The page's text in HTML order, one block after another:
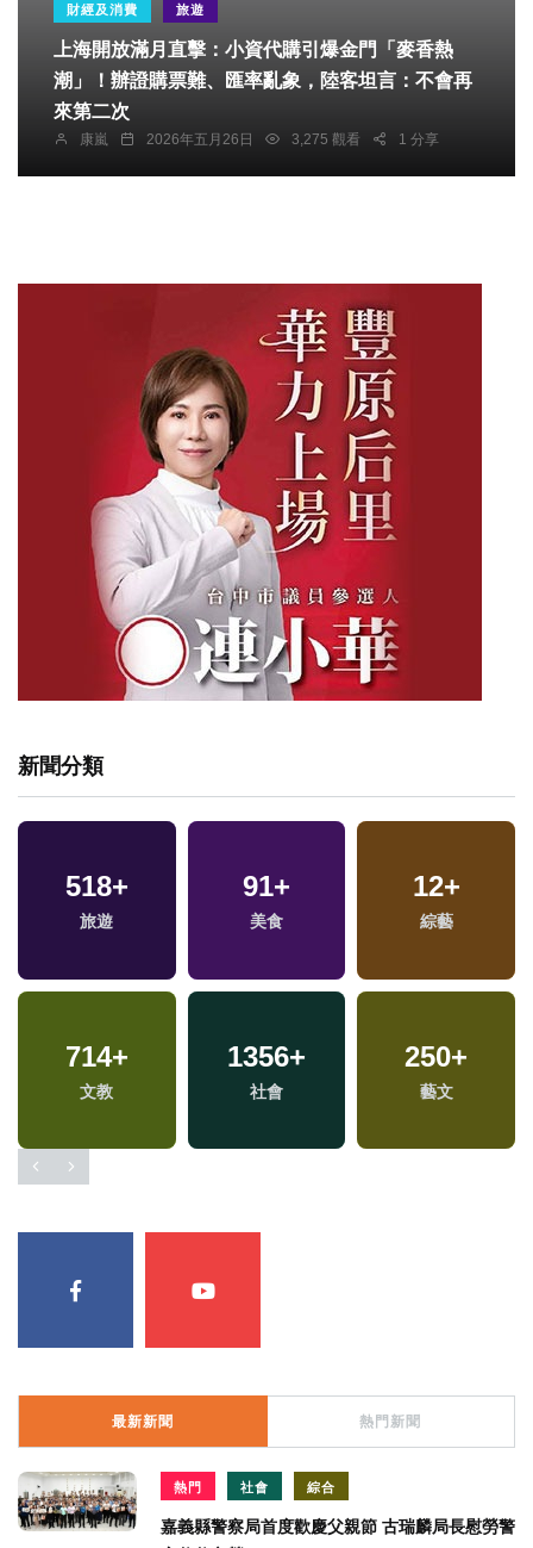
財經及消費 旅遊
上海開放滿月直擊：小資代購引爆金門「麥香熱
潮」！辦證購票難、匯率亂象，陸客坦言：不會再
來第二次
康嵐 2026年五月26日 3,275 觀看 1 分享
新聞分類
518+
旅遊
91+
美食
12+
綜藝
714+
文教
1356+
社會
250+
藝文
最新新聞 熱門新聞
熱門 社會 綜合
嘉義縣警察局首度歡慶父親節 古瑞麟局長慰勞警